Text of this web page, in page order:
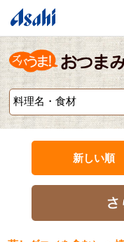
新しい順